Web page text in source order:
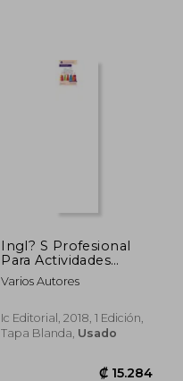
Ingl? S Profesional
Para Actividades
Comerciales.
Comv0108 -
Varios Autores
Ic Editorial, 2018, 1 Edición,
Tapa Blanda, Usado